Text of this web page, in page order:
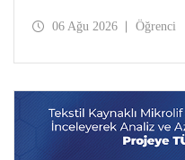
Temmuz tarihlerinde
06 Ağu 2026 Öğrenci